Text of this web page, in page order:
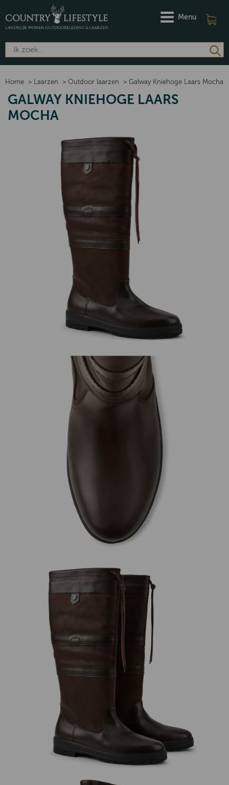
Menu
Home > Laarzen > Outdoor laarzen > Galway Kniehoge Laars Mocha
GALWAY KNIEHOGE LAARS
MOCHA